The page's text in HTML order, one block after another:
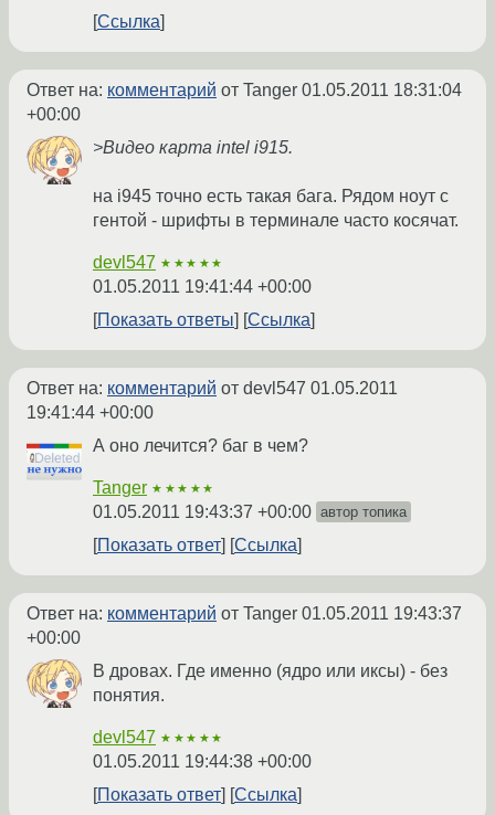
Ссылка
Ответ на: комментарий от Tanger 01.05.2011 18:31:04
+00:00
>Видео карта intel i915.
на i945 точно есть такая бага. Рядом ноут с
гентой - шрифты в терминале часто косячат.
devl547 ★★★★★
01.05.2011 19:41:44 +00:00
Показать ответы
Ссылка
Ответ на: комментарий от devl547 01.05.2011
19:41:44 +00:00
А оно лечится? баг в чем?
Tanger ★★★★★
01.05.2011 19:43:37 +00:00 автор топика
Показать ответ Ссылка
Ответ на: комментарий от Tanger 01.05.2011 19:43:37
+00:00
В дровах. Где именно (ядро или иксы) - без
понятия.
devl547 ★★★★★
01.05.2011 19:44:38 +00:00
Показать ответ
Ссылка